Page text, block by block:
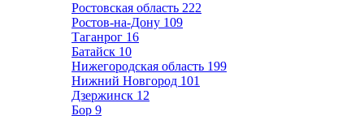
Ростовская область 222
Ростов-на-Дону 109
Таганрог 16
Батайск 10
Нижегородская область 199
Нижний Новгород 101
Дзержинск 12
Бор 9